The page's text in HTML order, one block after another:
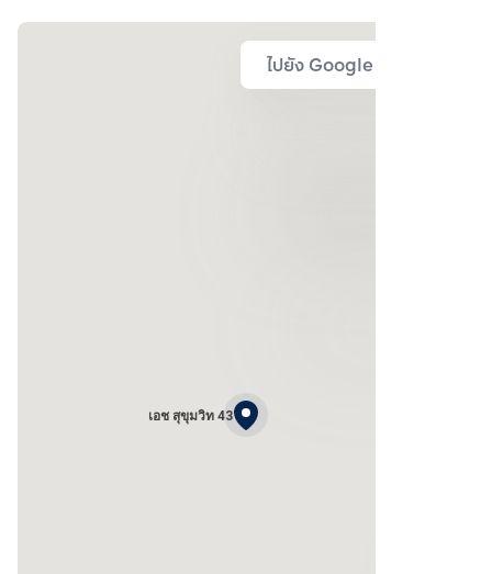
ไปยัง Google Map
เอช สุขุมวิท 43